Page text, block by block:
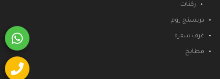
ركنات
دريسنج روم
غرف سفره
مطابخ